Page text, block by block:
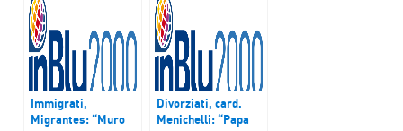
verità”
Immigrati,
Migrantes: “Muro
Divorziati, card.
Menichelli: “Papa